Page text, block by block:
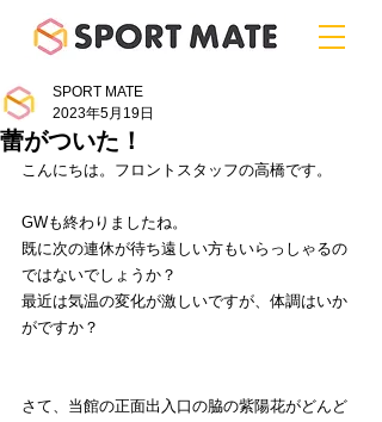
蕾がついた！
SPORT MATE
2023年5月19日
こんにちは。フロントスタッフの高橋です。
GWも終わりましたね。
既に次の連休が待ち遠しい方もいらっしゃるの
ではないでしょうか？
最近は気温の変化が激しいですが、体調はいか
がですか？
さて、当館の正面出入口の脇の紫陽花がどんど